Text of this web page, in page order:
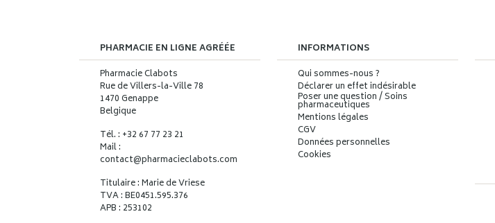
PHARMACIE EN LIGNE AGRÉÉE
Pharmacie Clabots
Rue de Villers-la-Ville 78
1470 Genappe
Belgique
Tél. : +32 67 77 23 21
Mail :
contact@pharmacieclabots.com
Titulaire : Marie de Vriese
TVA : BE0451.595.376
APB : 253102
INFORMATIONS
Qui sommes-nous ?
Déclarer un effet indésirable
Poser une question / Soins
pharmaceutiques
Mentions légales
CGV
Données personnelles
Cookies